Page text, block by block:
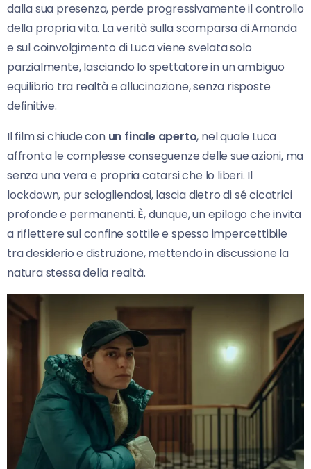
dalla sua presenza, perde progressivamente il controllo
della propria vita. La verità sulla scomparsa di Amanda
e sul coinvolgimento di Luca viene svelata solo
parzialmente, lasciando lo spettatore in un ambiguo
equilibrio tra realtà e allucinazione, senza risposte
definitive.
Il film si chiude con un finale aperto, nel quale Luca
affronta le complesse conseguenze delle sue azioni, ma
senza una vera e propria catarsi che lo liberi. Il
lockdown, pur sciogliendosi, lascia dietro di sé cicatrici
profonde e permanenti. È, dunque, un epilogo che invita
a riflettere sul confine sottile e spesso impercettibile
tra desiderio e distruzione, mettendo in discussione la
natura stessa della realtà.